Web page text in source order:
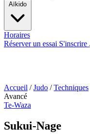
Aïkido
Horaires
Réserver un essai S'inscrire
Accueil / Judo / Techniques
Avancé
Te-Waza
Sukui-Nage